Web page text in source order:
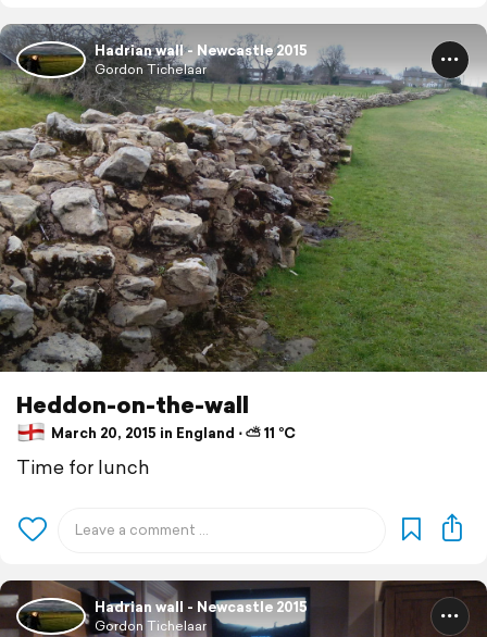
Hadrian wall - Newcastle 2015
Gordon Tichelaar
Heddon-on-the-wall
March 20, 2015 in England ⋅ ⛅ 11 °C
Time for lunch
Hadrian wall - Newcastle 2015
Gordon Tichelaar